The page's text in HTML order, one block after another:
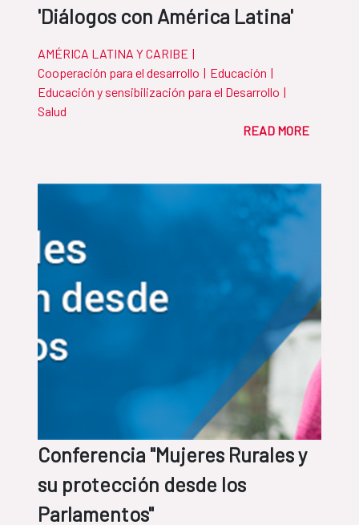
'Diálogos con América Latina'
AMÉRICA LATINA Y CARIBE |
Cooperación para el desarrollo | Educación |
Educación y sensibilización para el Desarrollo |
Salud
READ MORE
Conferencia "Mujeres Rurales y
su protección desde los
Parlamentos"